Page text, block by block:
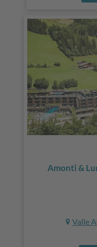
Amonti &
Valle